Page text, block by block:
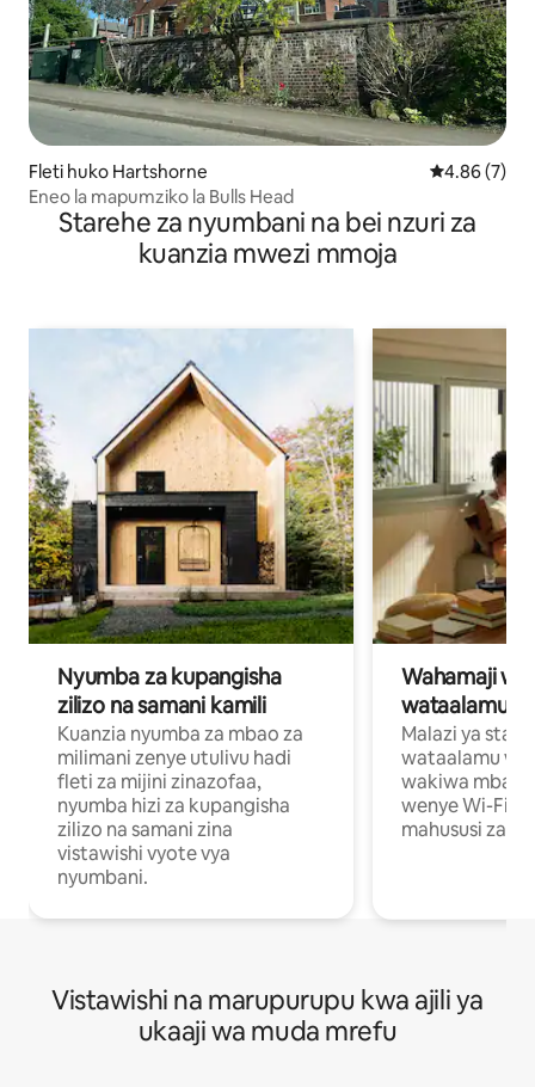
Fleti huko Hartshorne Ukadiriaji
4.86 (7)
Eneo la mapumziko la Bulls Head
Starehe za nyumbani na bei nzuri za
kuanzia mwezi mmoja
Nyumba za kupangisha
zilizo na samani kamili
Kuanzia nyumba za mbao za
milimani zenye utulivu hadi
fleti za mijini zinazofaa,
nyumba hizi za kupangisha
zilizo na samani zina
vistawishi vyote vya
nyumbani.
Wahamaji
wataalamu
Malazi ya
wataalamu
wakiwa mbali
wenye Wi-Fi
mahususi za
Vistawishi na marupurupu kwa ajili ya
ukaaji wa muda mrefu